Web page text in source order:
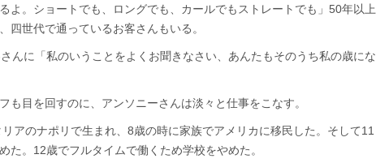
よ。ショートでも、ロングでも、カールでもストレートでも」50年以上
四世代で通っているお客さんもいる。
んに「私のいうことをよくお聞きなさい、あんたもそのうち私の歳にな
も目を回すのに、アンソニーさんは淡々と仕事をこなす。
アのナポリで生まれ、8歳の時に家族でアメリカに移民した。そして11
た。12歳でフルタイムで働くため学校をやめた。